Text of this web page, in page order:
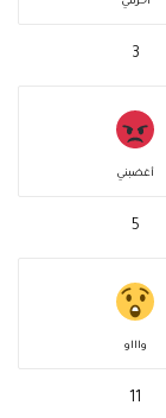
أحزنني
3
أغضبني
5
واااو
11